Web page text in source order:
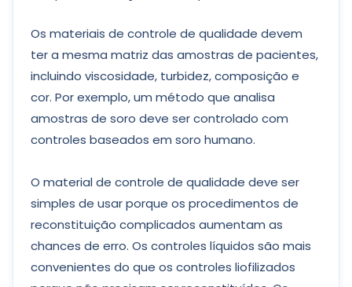
Os materiais de controle de qualidade devem
ter a mesma matriz das amostras de pacientes,
incluindo viscosidade, turbidez, composição e
cor. Por exemplo, um método que analisa
amostras de soro deve ser controlado com
controles baseados em soro humano.
O material de controle de qualidade deve ser
simples de usar porque os procedimentos de
reconstituição complicados aumentam as
chances de erro. Os controles líquidos são mais
convenientes do que os controles liofilizados